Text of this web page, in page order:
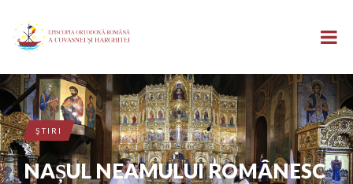
ŞTIRI
NAȘUL NEAMULUI ROMÂNESC